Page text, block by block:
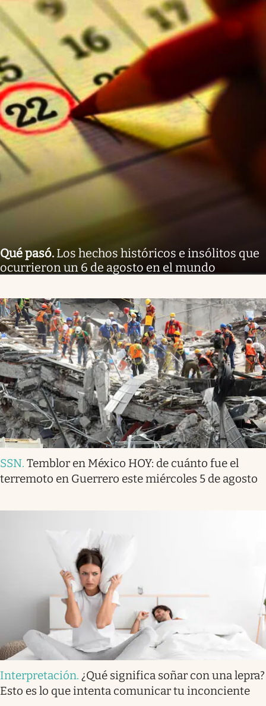
Qué pasó. Los hechos históricos e insólitos que
ocurrieron un 6 de agosto en el mundo
SSN. Temblor en México HOY: de cuánto fue el
terremoto en Guerrero este miércoles 5 de agosto
Interpretación. ¿Qué significa soñar con una lepra?
Esto es lo que intenta comunicar tu inconciente